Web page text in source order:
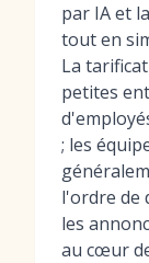
par IA et
tout en
La
petites
; les
l'ordre de
les
au cœur